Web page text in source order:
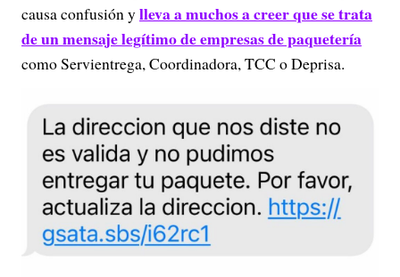
causa confusión ylleva a muchos a creer que se trata
de un mensaje legítimo de empresas de paquetería
como Servientrega, Coordinadora, TCC o Deprisa.